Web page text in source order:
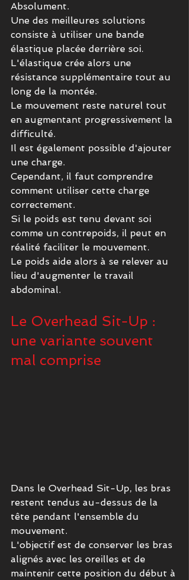
Absolument.
Une des meilleures solutions
consiste à utiliser une bande
élastique placée derrière soi.
L'élastique crée alors une
résistance supplémentaire tout au
long de la montée.
Le mouvement reste naturel tout
en augmentant progressivement la
difficulté.
Il est également possible d'ajouter
une charge.
Cependant, il faut comprendre
comment utiliser cette charge
correctement.
Si le poids est tenu devant soi
comme un contrepoids, il peut en
réalité faciliter le mouvement.
Le poids aide alors à se relever au
lieu d'augmenter le travail
abdominal.
Le Overhead Sit-Up :
une variante souvent
mal comprise
Dans le Overhead Sit-Up, les bras
restent tendus au-dessus de la
tête pendant l'ensemble du
mouvement.
L'objectif est de conserver les bras
alignés avec les oreilles et de
maintenir cette position du début à